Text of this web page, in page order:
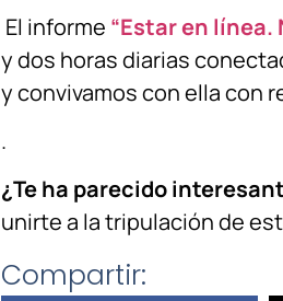
El informe “Estar en línea.
y dos horas diarias
y convivamos con ella con
.
¿Te ha parecido
unirte a la tripulación de
Compartir: